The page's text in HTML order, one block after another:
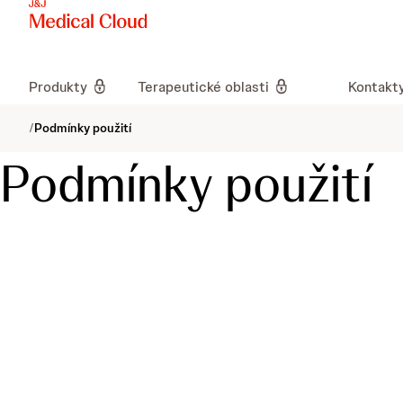
Produkty Terapeutické oblasti
/Podmínky použití
Podmínky použití